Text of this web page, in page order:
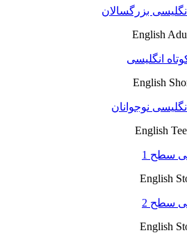
بزرگسالان
English
انگلیسی
English
نوجوانان
English
سطح 1
English
سطح 2
English